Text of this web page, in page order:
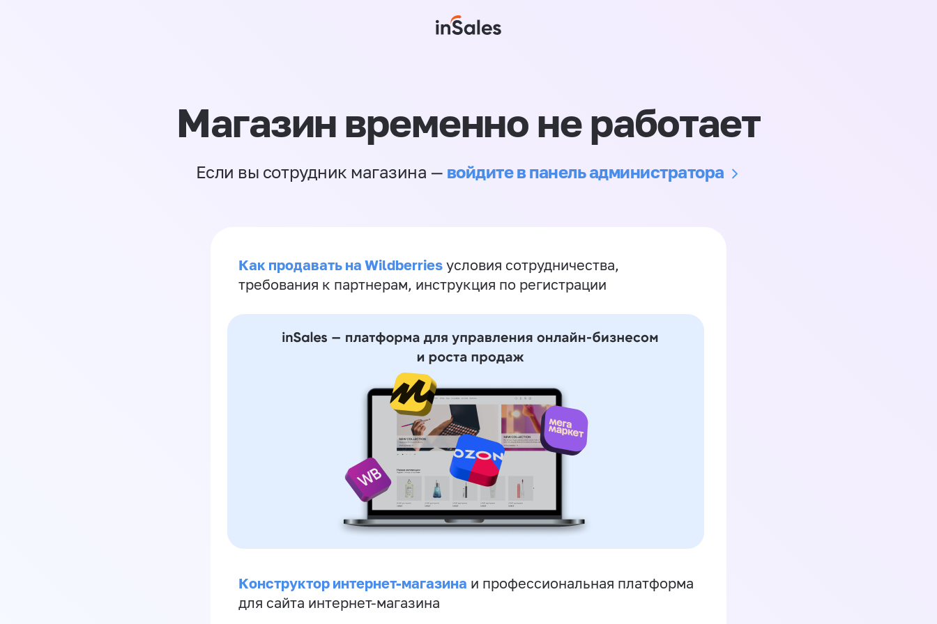
Магазин временно не работает
Если вы сотрудник магазина — войдите в панель администратора
Как продавать на Wildberries условия сотрудничества,
требования к партнерам, инструкция по регистрации
Конструктор интернет-магазина и профессиональная платформа
для сайта интернет-магазина